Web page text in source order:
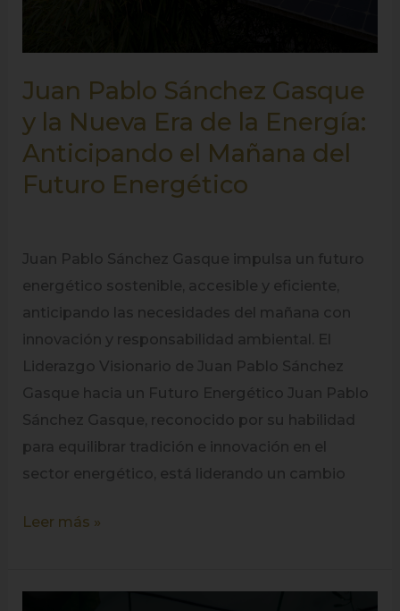
Juan Pablo Sánchez Gasque
y la Nueva Era de la Energía:
Anticipando el Mañana del
Futuro Energético
Juan Pablo Sánchez Gasque impulsa un futuro
energético sostenible, accesible y eficiente,
anticipando las necesidades del mañana con
innovación y responsabilidad ambiental. El
Liderazgo Visionario de Juan Pablo Sánchez
Gasque hacia un Futuro Energético Juan Pablo
Sánchez Gasque, reconocido por su habilidad
para equilibrar tradición e innovación en el
sector energético, está liderando un cambio
Mañana
del
Futuro
Energético
Leer más »